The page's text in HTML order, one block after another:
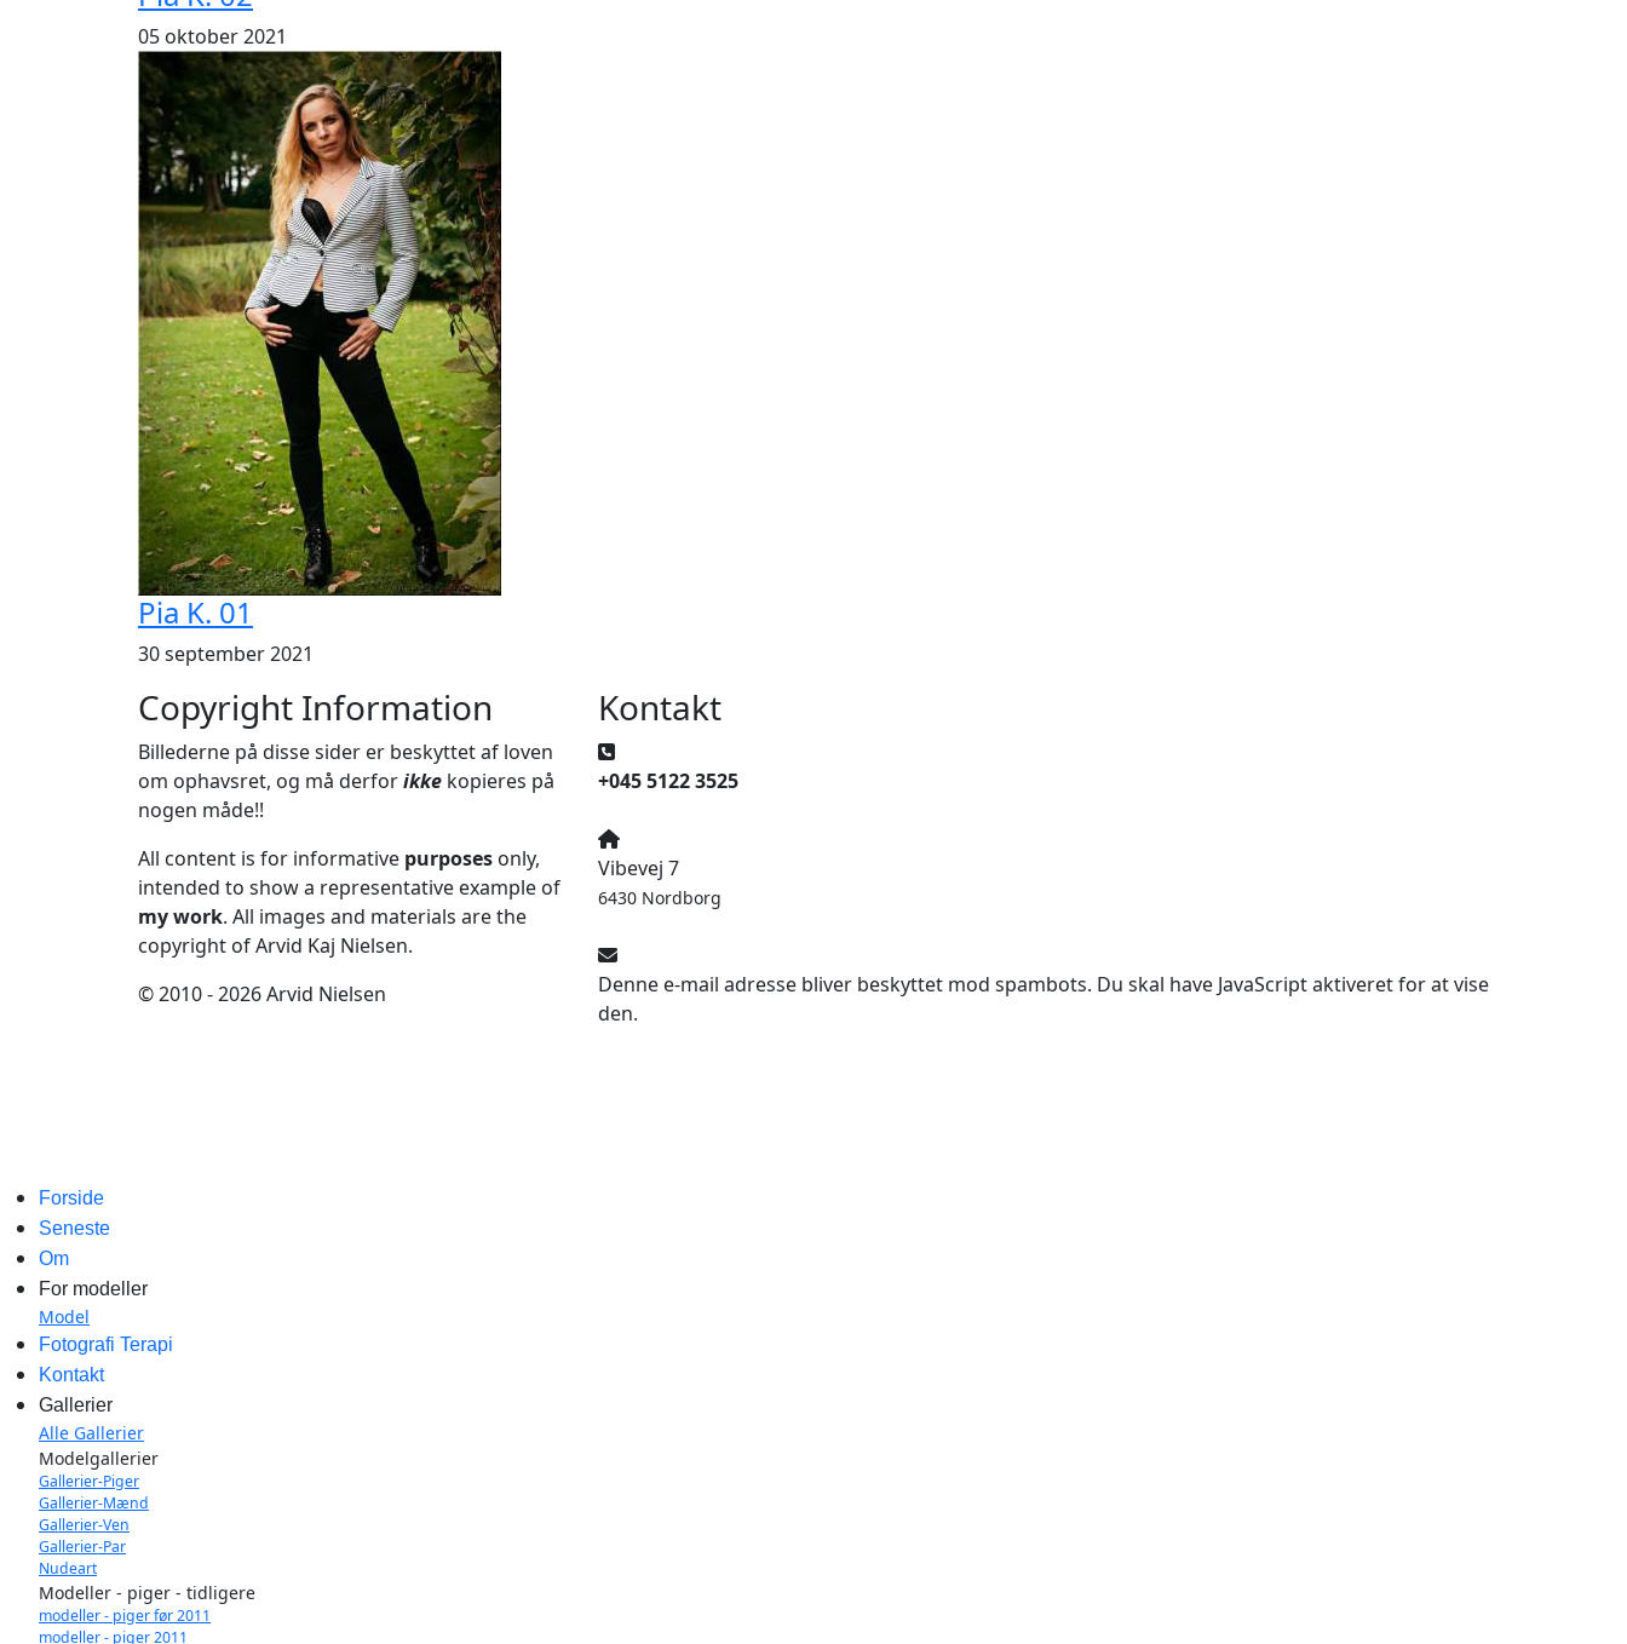
05 oktober 2021
Pia K. 01
30 september 2021
Copyright Information
Billederne på disse sider er beskyttet af loven
om ophavsret, og må derforikke kopieres på
nogen måde!!
All content is for informative purposes only,
intended to show a representative example of
my work. All images and materials are the
copyright of Arvid Kaj Nielsen.
© 2010 - 2026 Arvid Nielsen
Kontakt
+045 5122 3525
Vibevej 7
6430 Nordborg
Denne e-mail adresse bliver beskyttet mod spambots. Du skal have JavaScript aktiveret for at vise
den.
Forside
Seneste
Om
For modeller
Model
Fotografi Terapi
Kontakt
Gallerier
Alle Gallerier
Modelgallerier
Gallerier-Piger
Gallerier-Mænd
Gallerier-Ven
Gallerier-Par
Nudeart
Modeller - piger - tidligere
modeller - piger før 2011
modeller - piger 2011